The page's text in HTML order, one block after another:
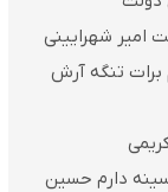
امیر شهرایینی
برات تنگه آرش
دارم حسین